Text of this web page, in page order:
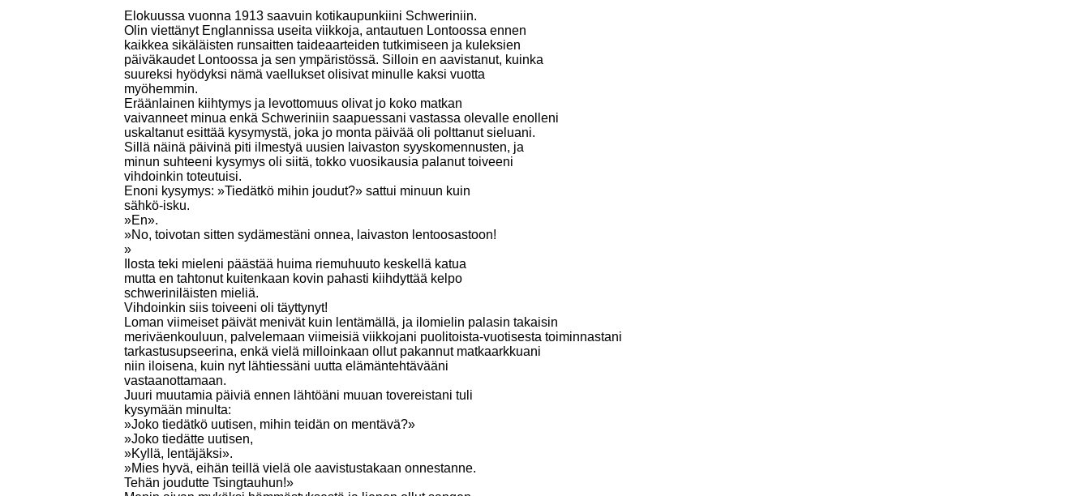
Elokuussa vuonna 1913 saavuin kotikaupunkiini Schweriniin.
Olin viettänyt Englannissa useita viikkoja, antautuen Lontoossa ennen
kaikkea sikäläisten runsaitten taideaarteiden tutkimiseen ja kuleksien
päiväkaudet Lontoossa ja sen ympäristössä. Silloin en aavistanut, kuinka
suureksi hyödyksi nämä vaellukset olisivat minulle kaksi vuotta
myöhemmin.
Eräänlainen kiihtymys ja levottomuus olivat jo koko matkan
vaivanneet minua enkä Schweriniin saapuessani vastassa olevalle enolleni
uskaltanut esittää kysymystä, joka jo monta päivää oli polttanut sieluani.
Sillä näinä päivinä piti ilmestyä uusien laivaston syyskomennusten, ja
minun suhteeni kysymys oli siitä, tokko vuosikausia palanut toiveeni
vihdoinkin toteutuisi.
Enoni kysymys: »Tiedätkö mihin joudut?» sattui minuun kuin
sähkö-isku.
»En».
»No, toivotan sitten sydämestäni onnea, laivaston lentoosastoon!
»
Ilosta teki mieleni päästää huima riemuhuuto keskellä katua
mutta en tahtonut kuitenkaan kovin pahasti kiihdyttää kelpo
schweriniläisten mieliä.
Vihdoinkin siis toiveeni oli täyttynyt!
Loman viimeiset päivät menivät kuin lentämällä, ja ilomielin palasin takaisin
meriväenkouluun, palvelemaan viimeisiä viikkojani puolitoista-vuotisesta toiminnastani
tarkastusupseerina, enkä vielä milloinkaan ollut pakannut matkaarkkuani
niin iloisena, kuin nyt lähtiessäni uutta elämäntehtävääni
vastaanottamaan.
Juuri muutamia päiviä ennen lähtöäni muuan tovereistani tuli
kysymään minulta:
»Joko tiedätkö uutisen, mihin teidän on mentävä?»
»Joko tiedätte uutisen,
»Kyllä, lentäjäksi».
»Mies hyvä, eihän teillä vielä ole aavistustakaan onnestanne.
Tehän joudutte Tsingtauhun!»